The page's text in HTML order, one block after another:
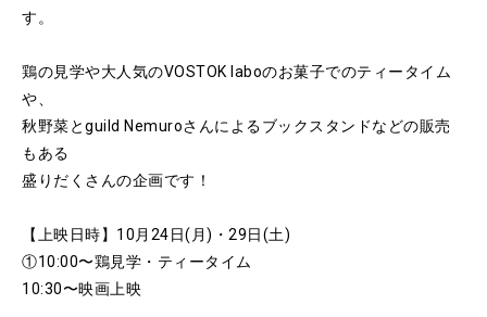
す。
鶏の見学や大人気のVOSTOK laboのお菓子でのティータイム
や、
秋野菜とguild Nemuroさんによるブックスタンドなどの販売
もある
盛りだくさんの企画です！
【上映日時】10月24日(月)・29日(土)
①10:00〜鶏見学・ティータイム
10:30〜映画上映